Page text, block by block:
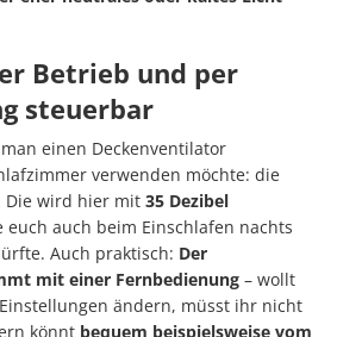
Betrieb und per
steuerbar
einen Deckenventilator
verwenden möchte: die
Die wird hier mit 35 Dezibel
euch auch beim Einschlafen nachts
Auch praktisch: Der
mit einer Fernbedienung – wollt
ändern, müsst ihr nicht
könnt bequem beispielsweise vom